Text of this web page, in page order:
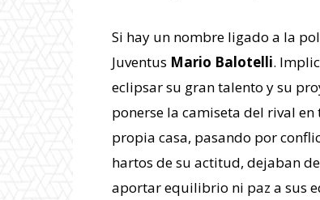
Si hay un nombre ligado a la
Juventus Mario Balotelli.
eclipsar su gran talento y su
ponerse la camiseta del rival
propia casa, pasando por
hartos de su actitud, dejaban
aportar equilibrio ni paz a sus